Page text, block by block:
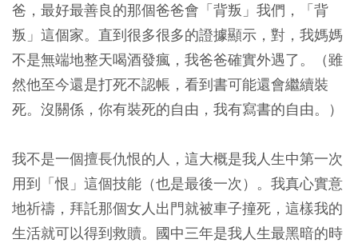
爸，最好最善良的那個爸爸會「背叛」我們，「背
叛」這個家。直到很多很多的證據顯示，對，我媽媽
不是無端地整天喝酒發瘋，我爸爸確實外遇了。（雖
然他至今還是打死不認帳，看到書可能還會繼續裝
死。沒關係，你有裝死的自由，我有寫書的自由。）
我不是一個擅長仇恨的人，這大概是我人生中第一次
用到「恨」這個技能（也是最後一次）。我真心實意
地祈禱，拜託那個女人出門就被車子撞死，這樣我的
生活就可以得到救贖。國中三年是我人生最黑暗的時